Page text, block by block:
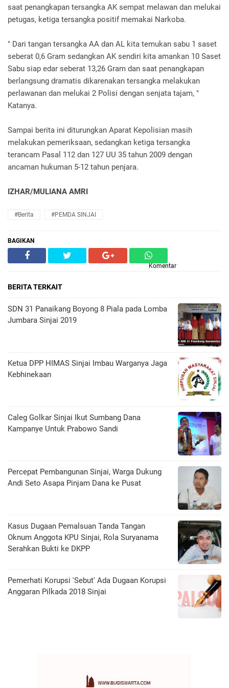
saat penangkapan tersangka AK sempat melawan dan melukai
petugas, ketiga tersangka positif memakai Narkoba.
" Dari tangan tersangka AA dan AL kita temukan sabu 1 saset
seberat 0,6 Gram sedangkan AK sendiri kita amankan 10 Saset
Sabu siap edar seberat 13,26 Gram dan saat penangkapan
berlangsung dramatis dikarenakan tersangka melakukan
perlawanan dan melukai 2 Polisi dengan senjata tajam, "
Katanya.
Sampai berita ini diturungkan Aparat Kepolisian masih
melakukan pemeriksaan, sedangkan ketiga tersangka
terancam Pasal 112 dan 127 UU 35 tahun 2009 dengan
ancaman hukuman 5-12 tahun penjara.
IZHAR/MULIANA AMRI
#Berita #PEMDA SINJAI
BAGIKAN
Komentar
BERITA TERKAIT
SDN 31 Panaikang Boyong 8 Piala pada Lomba
Jumbara Sinjai 2019
Ketua DPP HIMAS Sinjai Imbau Warganya Jaga
Kebhinekaan
Caleg Golkar Sinjai Ikut Sumbang Dana
Kampanye Untuk Prabowo Sandi
Percepat Pembangunan Sinjai, Warga Dukung
Andi Seto Asapa Pinjam Dana ke Pusat
Kasus Dugaan Pemalsuan Tanda Tangan
Oknum Anggota KPU Sinjai, Rola Suryanama
Serahkan Bukti ke DKPP
Pemerhati Korupsi 'Sebut' Ada Dugaan Korupsi
Anggaran Pilkada 2018 Sinjai